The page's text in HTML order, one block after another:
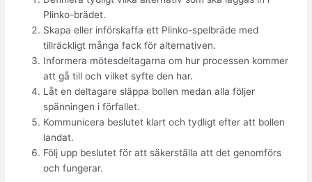
Plinko-brädet.
Skapa eller införskaffa ett Plinko-spelbräde med
tillräckligt många fack för alternativen.
Informera mötesdeltagarna om hur processen kommer
att gå till och vilket syfte den har.
Låt en deltagare släppa bollen medan alla följer
spänningen i förfallet.
Kommunicera beslutet klart och tydligt efter att bollen
landat.
Följ upp beslutet för att säkerställa att det genomförs
och fungerar.